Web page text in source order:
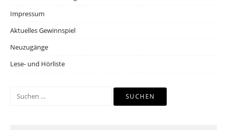
Impressum
Aktuelles Gewinnspiel
Neuzugänge
Lese- und Hörliste
Suchen